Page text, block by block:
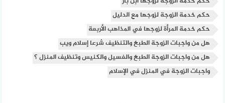
حكم خدمة الزوجة لزوجها مع الدليل
حكم خدمة المرأة لزوجها في المذاهب الأربعة
هل من واجبات الزوجة الطبخ والتنظيف شرعا إسلام ويب
هل من واجبات الزوجة الطبخ والغسيل والكنيس وتنظيف المنزل ؟
واجبات الزوجة في المنزل في الإسلام